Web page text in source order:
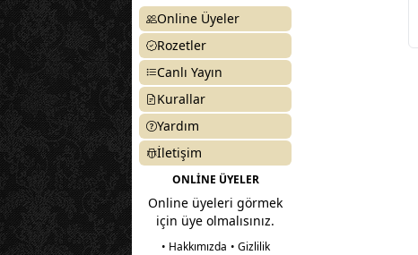
Online Üyeler
Rozetler
Canlı Yayın
Kurallar
Yardım
İletişim
ONLİNE ÜYELER
Online üyeleri görmek
için üye olmalısınız.
• Hakkımızda • Gizlilik